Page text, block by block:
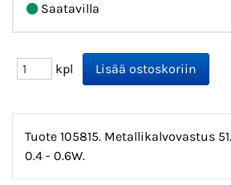
Saatavilla
kpl
Tuote 105815. Metallikalvovastus
0.4 - 0.6W.